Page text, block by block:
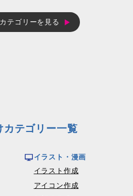
テゴリーを見る
カテゴリー一覧
イラスト・漫画
イラスト作成
アイコン作成